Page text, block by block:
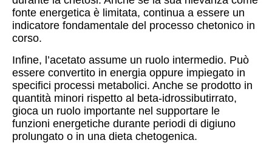
fonte energetica è limitata, continua a essere un
indicatore fondamentale del processo chetonico in
corso.
Infine, l’acetato assume un ruolo intermedio. Può
essere convertito in energia oppure impiegato in
specifici processi metabolici. Anche se prodotto in
quantità minori rispetto al beta-idrossibutirrato,
gioca un ruolo importante nel supportare le
funzioni energetiche durante periodi di digiuno
prolungato o in una dieta chetogenica.